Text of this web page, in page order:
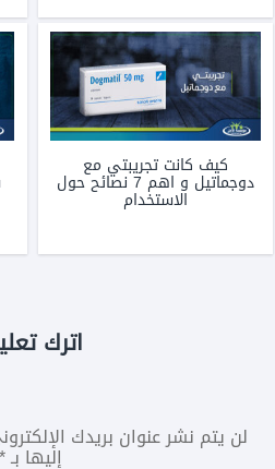
كيف كانت تجريبتي مع
دوجماتيل و اهم 7 نصائح حول
الاستخدام
اترك
لن يتم نشر عنوان بريدك
إليها بـ*